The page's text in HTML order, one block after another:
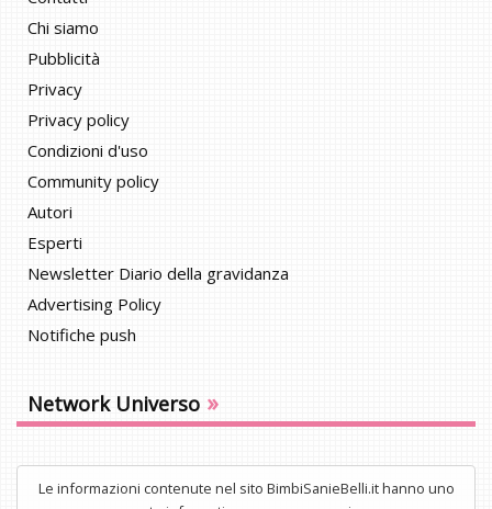
Chi siamo
Pubblicità
Privacy
Privacy policy
Condizioni d'uso
Community policy
Autori
Esperti
Newsletter Diario della gravidanza
Advertising Policy
Notifiche push
Network Universo »
Le informazioni contenute nel sito BimbiSanieBelli.it hanno uno